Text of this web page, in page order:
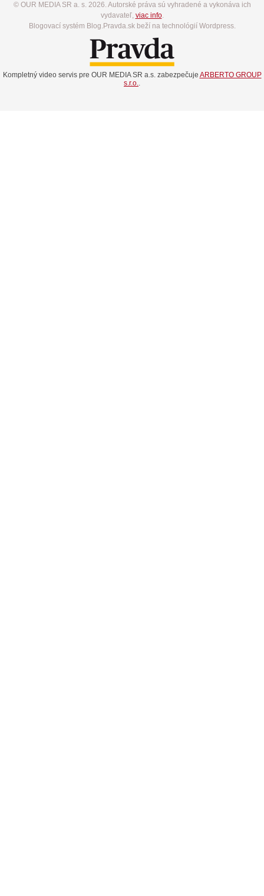
© OUR MEDIA SR a. s. 2026. Autorské práva sú vyhradené a vykonáva ich
vydavateľ, viac info.
Blogovací systém Blog.Pravda.sk beží na technológií Wordpress.
Kompletný video servis pre OUR MEDIA SR a.s. zabezpečuje ARBERTO GROUP
s.r.o..